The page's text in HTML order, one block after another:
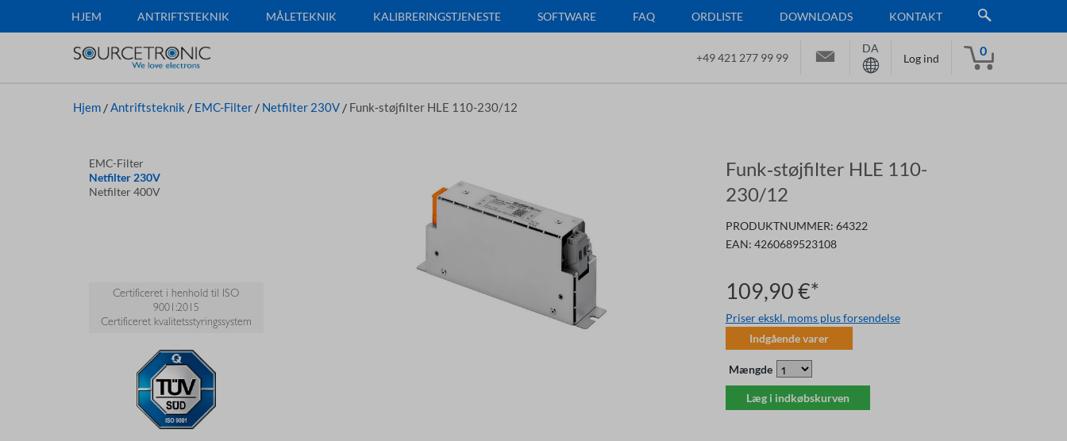
HJEM ANTRIFTSTEKNIK MÅLETEKNIK KALIBRERINGSTJENESTE SOFTWARE FAQ ORDLISTE DOWNLOADS KONTAKT
+49 421 277 99 99
DA
Log ind
0
Hjem /Antriftsteknik / EMC-Filter / Netfilter 230V / Funk‑støjfilter HLE 110-230/12
EMC-Filter
Netfilter 230V
Netfilter 400V
Certificeret i henhold til ISO
9001:2015
Certificeret kvalitetsstyringssystem
Funk‑støjfilter HLE 110-
230/12
PRODUKTNUMMER: 64322
EAN: 4260689523108
109,90 €*
Priser ekskl. moms plus forsendelse
Indgående varer
Mængde
Læg i indkøbskurven